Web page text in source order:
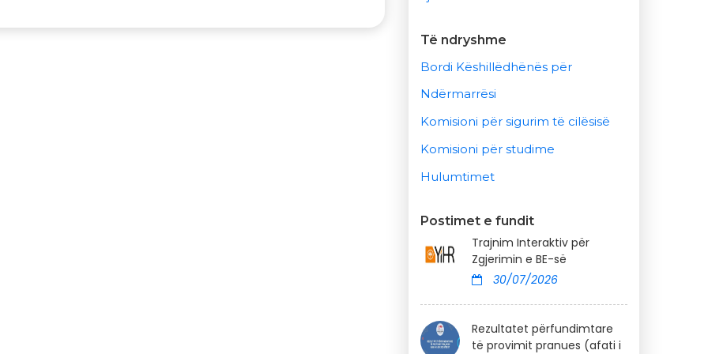
Të ndryshme
Bordi Këshillëdhënës për
Ndërmarrësi
Komisioni për sigurim të cilësisë
Komisioni për studime
Hulumtimet
Postimet e fundit
Trajnim Interaktiv për
Zgjerimin e BE-së
30/07/2026
Rezultatet përfundimtare
të provimit pranues (afati i